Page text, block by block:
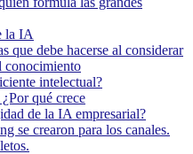
la IA
que debe hacerse al considerar
conocimiento
intelectual?
qué crece
de la IA empresarial?
se crearon para los canales.